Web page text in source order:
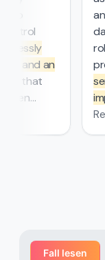
and an
that
Fall lesen